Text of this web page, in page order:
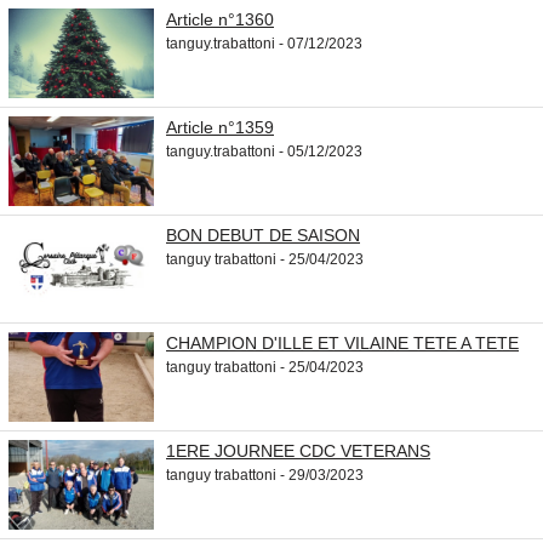
Article n°1360
tanguy.trabattoni - 07/12/2023
Article n°1359
tanguy.trabattoni - 05/12/2023
BON DEBUT DE SAISON
tanguy trabattoni - 25/04/2023
CHAMPION D'ILLE ET VILAINE TETE A TETE
tanguy trabattoni - 25/04/2023
1ERE JOURNEE CDC VETERANS
tanguy trabattoni - 29/03/2023